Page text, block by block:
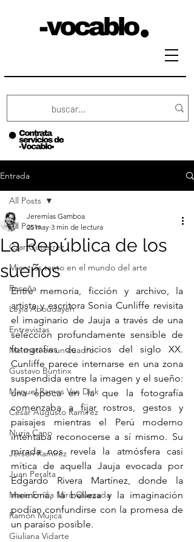
Entrada
All Posts
Czar Gutierrez
Mientras tanto en el mundo del arte
Reseña
Leyla Aboudayeh
Entrevistas
Me metí en un cuadro
Gustavo Buntinx
Manuel Ramos Van Dick
Cesar Augusto Ramirez
Nuria Cano
Jerson Ramírez
Juan Peralta
María Emilia Miró Quesada
Ramón Mujica
Giuliana Vidarte
All Posts
La República de los
sueños
Jeremías Gamboa
25 may 3 min de lectura
Entre memoria, ficción y archivo, la
artista y escritora Sonia Cunliffe revisita
el imaginario de Jauja a través de una
selección profundamente sensible de
fotografías de inicios del siglo XX.
Cunliffe parece internarse en una zona
suspendida entre la imagen y el sueño:
una época en la que la fotografía
comenzaba a fijar rostros, gestos y
paisajes mientras el Perú moderno
intentaba reconocerse a sí mismo. Su
mirada nos revela la atmósfera casi
mítica de aquella Jauja evocada por
Edgardo Rivera Martínez, donde la
memoria, la belleza y la imaginación
podían confundirse con la promesa de
un paraíso posible.